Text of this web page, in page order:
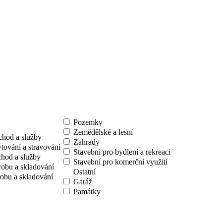
a služby
a stravování
a služby
a skladování
a skladování
Pozemky
Zemědělské a lesní
Zahrady
Stavební pro bydlení a rekreaci
Stavební pro komerční využití
Ostatní
Garáž
Památky